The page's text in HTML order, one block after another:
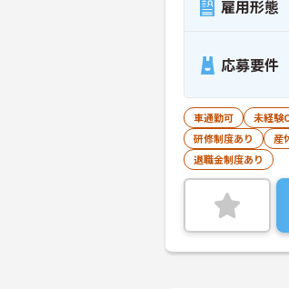
雇用形態
応募要件
車通勤可 未経験
研修制度あり
産
退職金制度あり